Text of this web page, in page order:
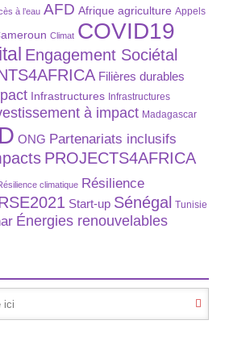
à l’eau AFD Afrique agriculture Appels
Climat COVID19
Engagement Sociétal
Filières durables
Infrastructures Infrastructures
à impact Madagascar
ONG Partenariats inclusifs
PROJECTS4AFRICA
climatique Résilience
Start-up Sénégal Tunisie
Énergies renouvelables